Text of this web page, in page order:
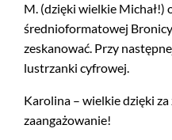
M. (dzięki wielkie Michał!)
średnioformatowej
zeskanować. Przy
lustrzanki cyfrowej.
Karolina – wielkie dzięki
zaangażowanie!